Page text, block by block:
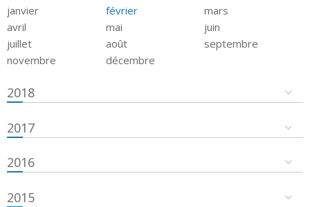
janvier février
mars
avril
mai
juin
juillet
août
septembre
novembre
décembre
2018
2017
2016
2015